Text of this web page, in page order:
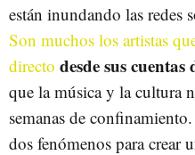
están inundando las redes
Son muchos los artistas
directo desde sus
que la música y la cultura
semanas de
dos fenómenos para crear